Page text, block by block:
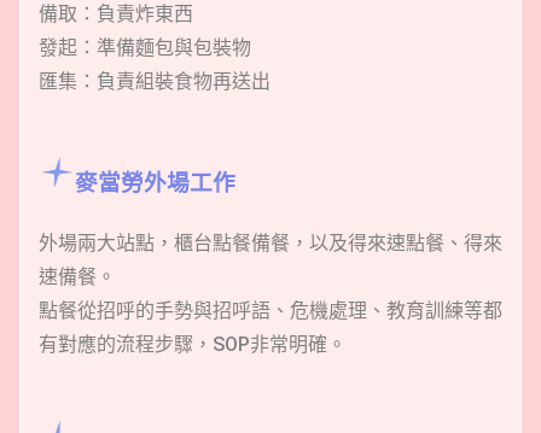
備取：負責炸東西
發起：準備麵包與包裝物
匯集：負責組裝食物再送出
麥當勞外場工作
外場兩大站點，櫃台點餐備餐，以及得來速點餐、得來
速備餐。
點餐從招呼的手勢與招呼語、危機處理、教育訓練等都
有對應的流程步驟，SOP非常明確。